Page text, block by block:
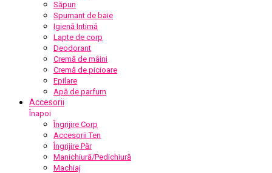
Săpun
Spumant de baie
Igienă Intimă
Lapte de corp
Deodorant
Cremă de mâini
Cremă de picioare
Epilare
Apă de parfum
Accesorii
Înapoi
Îngrijire Corp
Accesorii Ten
Îngrijire Păr
Manichiură/Pedichiură
Machiaj